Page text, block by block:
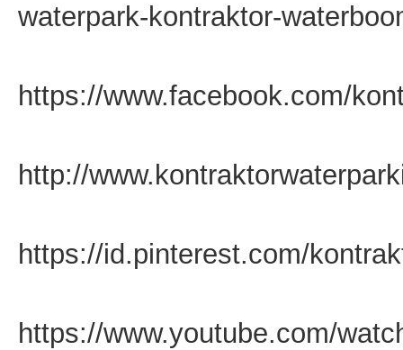
waterpark-kontraktor-
https://www.facebook.com/
http://
https://id.pinterest.com/
https://www.youtube.com/